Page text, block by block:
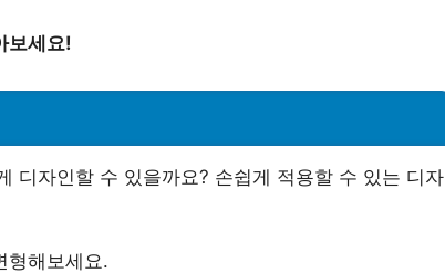
보세요!
디자인할 수 있을까요? 손쉽게 적용할 수 있는 디자
형해보세요.